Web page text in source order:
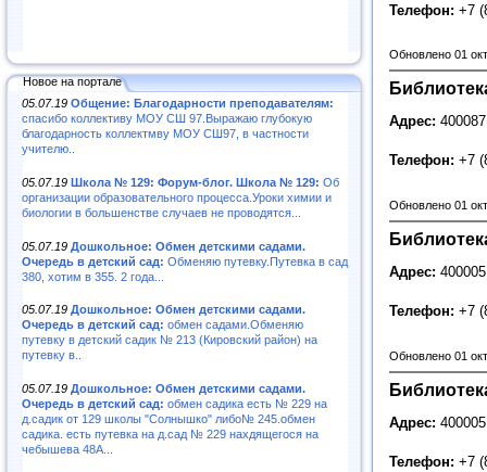
Новое на портале
05.07.19 Общение: Благодарности преподавателям:
спасибо коллективу МОУ СШ 97.Выражаю глубокую
благодарность коллектмву МОУ СШ97, в частности
учителю..
05.07.19 Школа № 129: Форум-блог. Школа № 129: Об
организации образовательного процесса.Уроки химии и
биологии в большенстве случаев не проводятся...
05.07.19 Дошкольное: Обмен детскими садами.
Очередь в детский сад: Обменяю путевку.Путевка в сад
380, хотим в 355. 2 года...
05.07.19 Дошкольное: Обмен детскими садами.
Очередь в детский сад: обмен садами.Обменяю
путевку в детский садик № 213 (Кировский район) на
путевку в..
05.07.19 Дошкольное: Обмен детскими садами.
Очередь в детский сад: обмен садика есть № 229 на
д.садик от 129 школы "Солнышко" либо№ 245.обмен
садика. есть путевка на д.сад № 229 нахдящегося на
чебышева 48А...
Телефон: +7
Обновлено 01
Адрес:
Телефон: +7
Обновлено 01
Адрес:
Телефон: +7
Обновлено 01
Адрес:
Телефон: +7